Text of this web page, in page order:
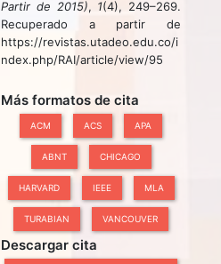
Partir de 2015), 1(4), 249–269.
Recuperado a partir de
https://revistas.utadeo.edu.co/i
ndex.php/RAI/article/view/95
Más formatos de cita
ACM ACS APA
ABNT CHICAGO
HARVARD IEEE MLA
TURABIAN VANCOUVER
Descargar cita